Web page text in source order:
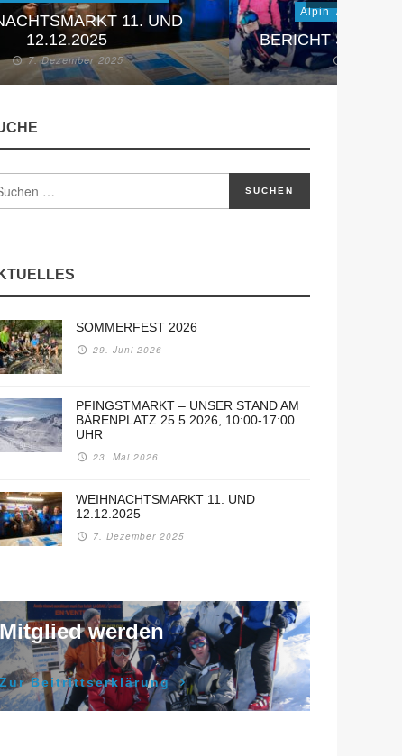
11. UND
12.12.2025
7. Dezember 2025
Alpin /
BERICHT
SOMMERFEST 2026
29. Juni 2026
PFINGSTMARKT – UNSER STAND AM
BÄRENPLATZ 25.5.2026, 10:00-17:00
UHR
23. Mai 2026
WEIHNACHTSMARKT 11. UND
12.12.2025
7. Dezember 2025
Mitglied werden
Zur Beitrittserklärung